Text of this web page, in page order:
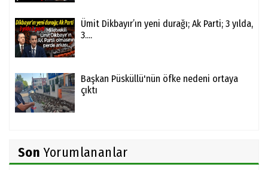
Ümit Dikbayır’ın yeni durağı; Ak Parti; 3 yılda,
3....
Başkan Püsküllü'nün öfke nedeni ortaya
çıktı
Son Yorumlananlar